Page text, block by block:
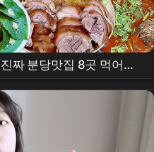
짜 분당맛집 8곳 먹어보
라멘 파닭 소금빵 우동 김